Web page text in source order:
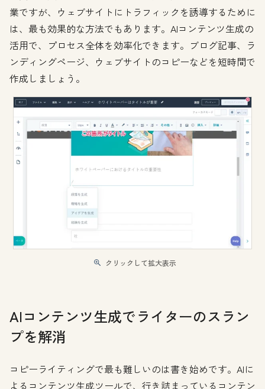
業ですが、ウェブサイトにトラフィックを誘導するために
は、最も効果的な方法でもあります。AIコンテンツ生成の
活用で、プロセス全体を効率化できます。ブログ記事、ラ
ンディングページ、ウェブサイトのコピーなどを短時間で
作成しましょう。
クリックして拡大表示
AIコンテンツ生成でライターのスラン
プを解消
コピーライティングで最も難しいのは書き始めです。AIに
よるコンテンツ生成ツールで、行き詰まっているコンテン